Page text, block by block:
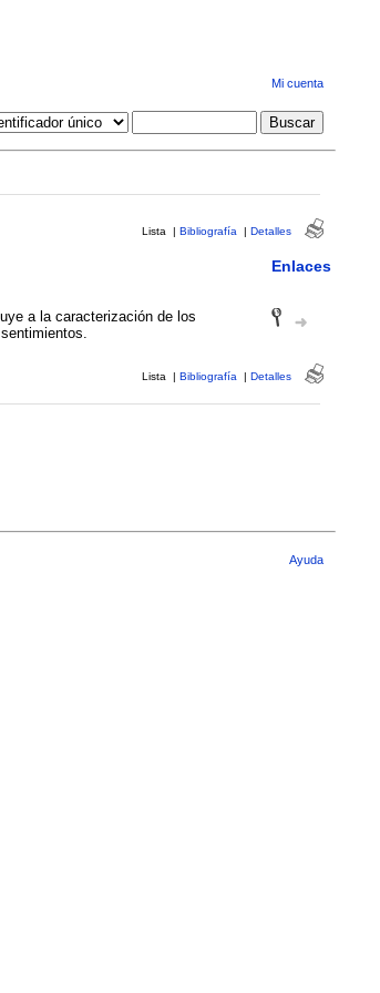
Mi cuenta
Lista | Bibliografía | Detalles
Enlaces
a la caracterización de los
Lista | Bibliografía | Detalles
Ayuda